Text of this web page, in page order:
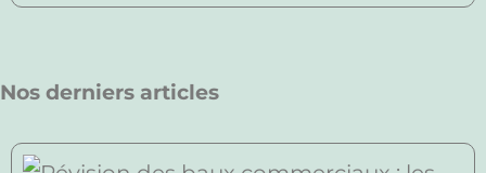
Nos derniers articles